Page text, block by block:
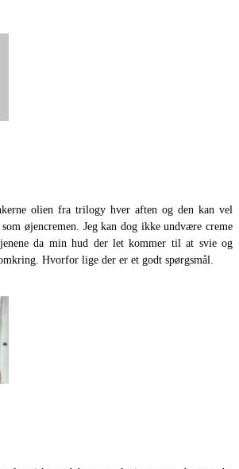
olien fra trilogy hver aften og den kan vel
øjencremen. Jeg kan dog ikke undvære creme
da min hud der let kommer til at svie og
Hvorfor lige der er et godt spørgsmål.